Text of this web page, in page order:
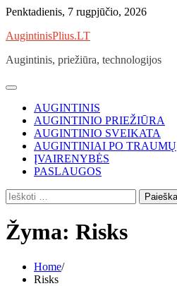
Skip
content
Penktadienis, 7 rugpjūčio, 2026
AugintinisPlius.LT
Augintinis, priežiūra, technologijos
AUGINTINIS
AUGINTINIO PRIEŽIŪRA
AUGINTINIO SVEIKATA
AUGINTINIAI PO TRAUMŲ
ĮVAIRENYBĖS
PASLAUGOS
Ieškoti:
Žyma: Risks
Home
Risks